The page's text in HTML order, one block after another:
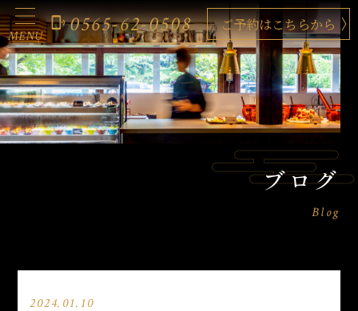
ブログ
Blog
2024.01.10
MENU
phonelink_ring 0565-62-0508 ご予約はこちらから